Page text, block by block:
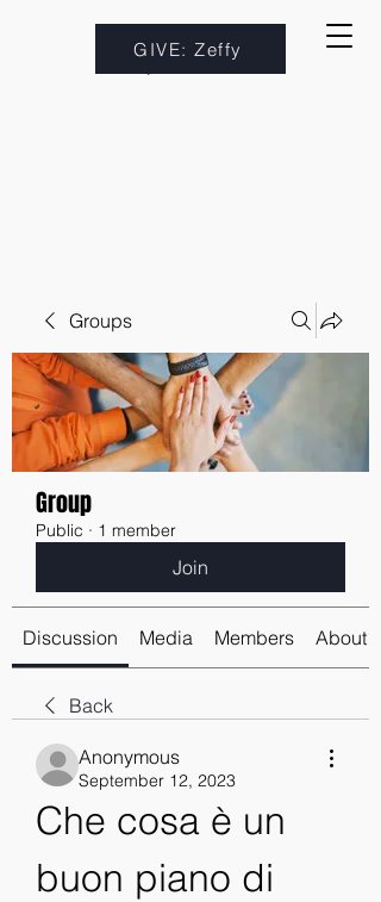
GIVE: Zeffy
Groups
Group
Public · 1 member
Join
Discussion Media Members About
Back
Anonymous
September 12, 2023
Che cosa è un
buon piano di